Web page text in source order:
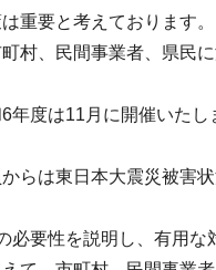
重要と考えております。
村、民間事業者、県民
年度は11月に開催いたし
らは東日本大震災被害状
必要性を説明し、有用な